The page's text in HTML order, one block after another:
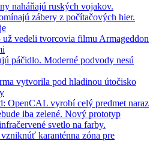
naháňajú ruských vojakov.
zábery z počítačových hier.
už vedeli tvorcovia filmu Armageddon
páčidlo. Moderné podvody nesú
vytvorila pod hladinou útočisko
OpenCAL vyrobí celý predmet naraz
iba zelené. Nový prototyp
svetlo na farby.
karanténna zóna pre